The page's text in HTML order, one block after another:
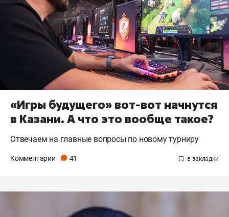
«Игры будущего» вот-вот начнутся
в Казани. А что это вообще такое?
Отвечаем на главные вопросы по новому турниру
Комментарии 41